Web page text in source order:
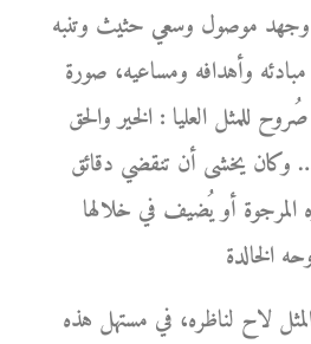
وجهد موصول وسعي حثيث وتنبه
وأهدافه ومساعيه، صورة
صُروح للمثل العليا : الخير والحق
… وكان يخشى أن تنقضي دقائق
المرجوة أو يُضيف في خلالها
لاح لناظره، في مستهل هذه